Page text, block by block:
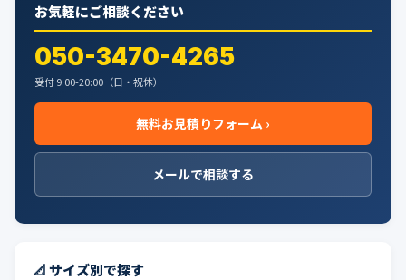
お気軽にご相談ください
050-3470-4265
受付 9:00-20:00（日・祝休）
無料お見積りフォーム ›
メールで相談する
📐 サイズ別で探す